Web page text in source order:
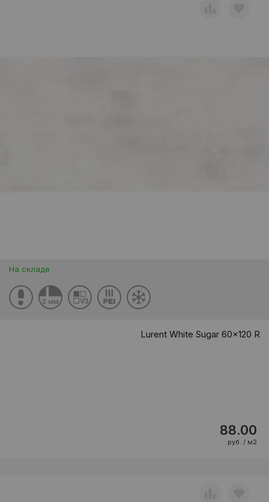
На складе
Lurent White Sugar 60x120 R
88.00
руб. / м2